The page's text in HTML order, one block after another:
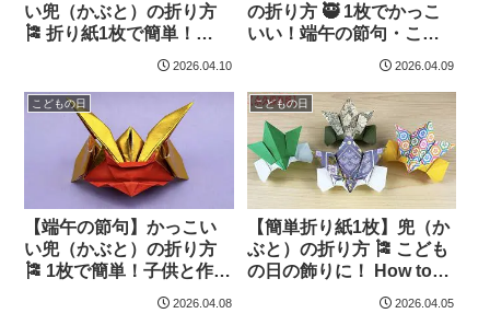
い兜（かぶと）の折り方
🎏 折り紙1枚で簡単！
How to make an Origami
Samurai Helmet | 摺紙 兜
| 종이접기 투구 – Origami
hana’s channel
2026.04.10
の折り方 🥷 1枚でかっこ
いい！端午の節句・こど
もの日に 🎏 How to make
a Paper Samurai Helmet |
摺紙 兜 | 종이접기 –
Origami hana’s channel
2026.04.09
こどもの日
【端午の節句】かっこい
い兜（かぶと）の折り方
🎏 1枚で簡単！子供と作れ
る！ How to make an
Origami Samurai Helmet |
2026.04.08
こどもの日
【簡単折り紙1枚】兜（か
ぶと）の折り方 🎏 こども
の日の飾りに！ How to
make Origami Samurai
Helmet | Kabuto | 摺紙 武
2026.04.05